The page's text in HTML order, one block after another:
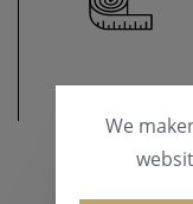
30 Meter
We